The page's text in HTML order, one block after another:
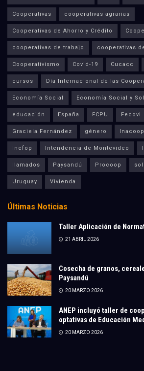
Cooperativas cooperativas agrarias
Cooperativas de Ahorro y Crédito
cooperativas de trabajo cooperativas
Cooperativismo Covid-19 Cucacc
cursos Día Internacional de las
Economía Social Economía Social y
educación España FCPU Fecovi
Graciela Fernández género Inacoop
Inefop Intendencia de Montevideo
llamados Paysandú Procoop
Uruguay Vivienda
Últimas Noticias
Taller Aplicación de
21 ABRIL 2026
Cosecha de granos,
Paysandú
20 MARZO 2026
ANEP incluyó taller de
optativas de Educación
20 MARZO 2026